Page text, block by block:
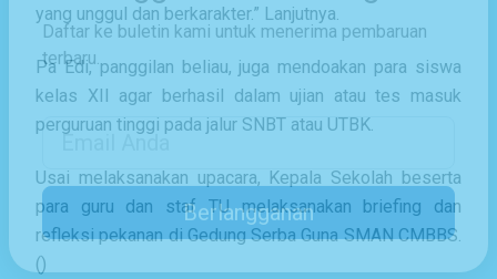
yang unggul dan berkarakter.” Lanjutnya.
Pa Edi, panggilan beliau, juga mendoakan para siswa
kelas XII agar berhasil dalam ujian atau tes masuk
perguruan tinggi pada jalur SNBT atau UTBK.
Usai melaksanakan upacara, Kepala Sekolah beserta
para guru dan staf TU melaksanakan briefing dan
refleksi pekanan di Gedung Serba Guna SMAN CMBBS.
()
Berlangganan Sekarang
Daftar ke buletin kami untuk menerima pembaruan
terbaru.
Email Address
Berlangganan